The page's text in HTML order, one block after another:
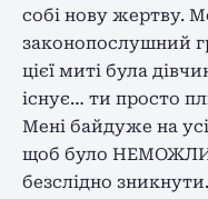
собі нову жертву.
законопослушний
цієї миті була
існує… ти просто
Мені байдуже на
щоб було
безслідно